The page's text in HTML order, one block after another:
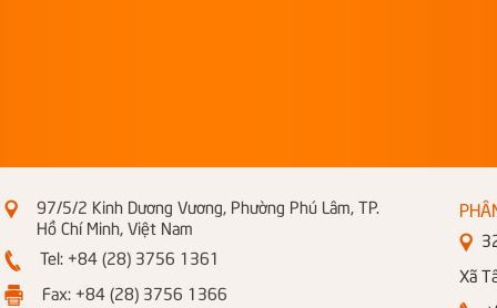
97/5/2 Kinh Dương Vương, Phường Phú Lâm, TP.
Hồ Chí Minh, Việt Nam
Tel: +84 (28) 3756 1361
Fax: +84 (28) 3756 1366
Xã